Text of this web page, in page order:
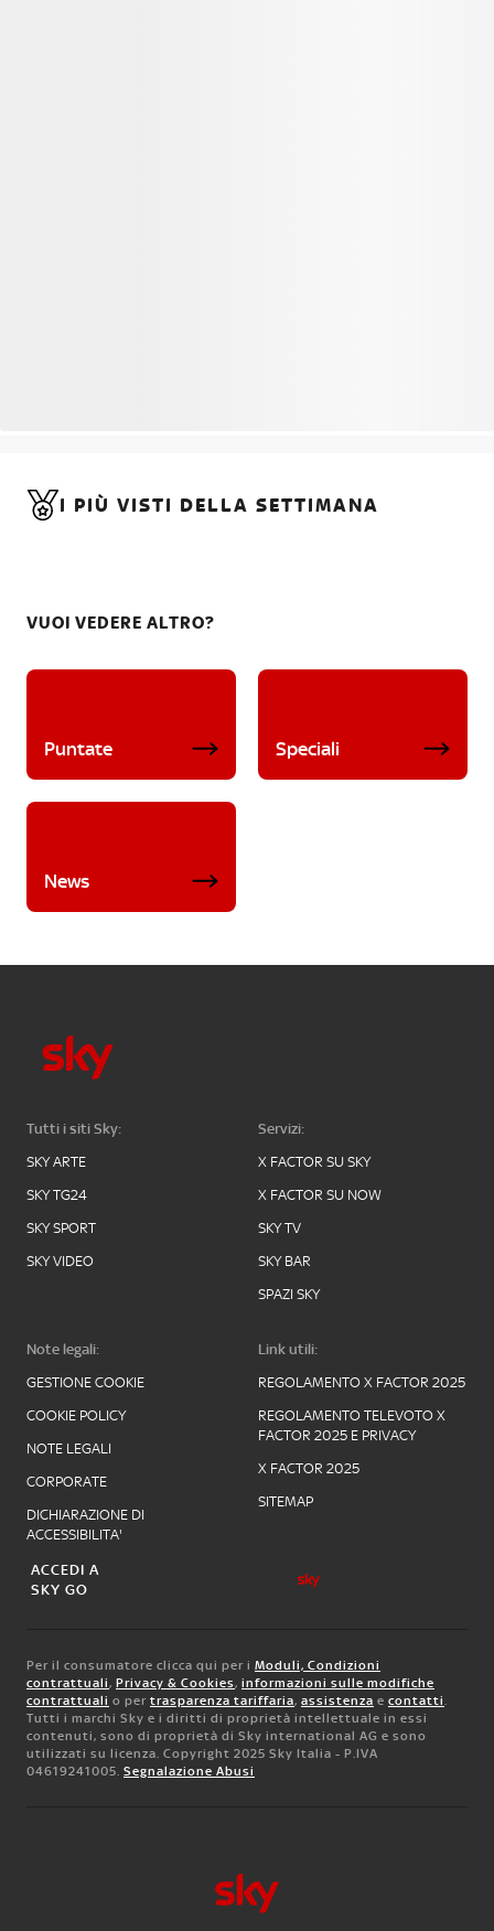
I PIÙ VISTI DELLA SETTIMANA
VUOI VEDERE ALTRO?
Puntate Speciali
News
Tutti i siti Sky:
SKY ARTE
SKY TG24
SKY SPORT
SKY VIDEO
Servizi:
X FACTOR SU SKY
X FACTOR SU NOW
SKY TV
SKY BAR
SPAZI SKY
Note legali:
GESTIONE COOKIE
COOKIE POLICY
NOTE LEGALI
CORPORATE
DICHIARAZIONE DI
ACCESSIBILITA'
Link utili:
REGOLAMENTO X FACTOR 2025
REGOLAMENTO TELEVOTO X
FACTOR 2025 E PRIVACY
X FACTOR 2025
SITEMAP
ACCEDI A
SKY GO
Per il consumatore clicca qui per i Moduli, Condizioni
contrattuali, Privacy & Cookies, informazioni sulle modifiche
contrattuali o per trasparenza tariffaria, assistenza e contatti.
Tutti i marchi Sky e i diritti di proprietà intellettuale in essi
contenuti, sono di proprietà di Sky international AG e sono
utilizzati su licenza. Copyright 2025 Sky Italia - P.IVA
04619241005. Segnalazione Abusi